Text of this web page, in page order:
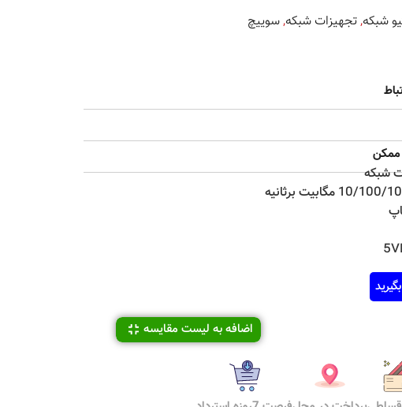
شبکه,تجهیزات شبکه,سوییچ
ممکن
1000 مگابیت برثانیه
اضافه به لیست مقایسه